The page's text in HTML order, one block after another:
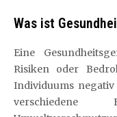
Was ist
Eine
Risiken oder
Individuums